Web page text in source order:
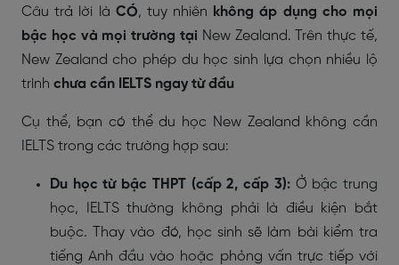
Câu trả lời là CÓ, tuy nhiên không áp dụng cho mọi
bậc học và mọi trường tại New Zealand. Trên thực tế,
New Zealand cho phép du học sinh lựa chọn nhiều lộ
trình chưa cần IELTS ngay từ đầu
Cụ thể, bạn có thể du học New Zealand không cần
IELTS trong các trường hợp sau:
Du học từ bậc THPT (cấp 2, cấp 3):Ở bậc trung
học,
IELTS thường không phải là điều kiện bắt
buộc. Thay vào đó, học sinh sẽ làm bài kiểm tra
tiếng Anh đầu vào hoặc phỏng vấn trực tiếp với